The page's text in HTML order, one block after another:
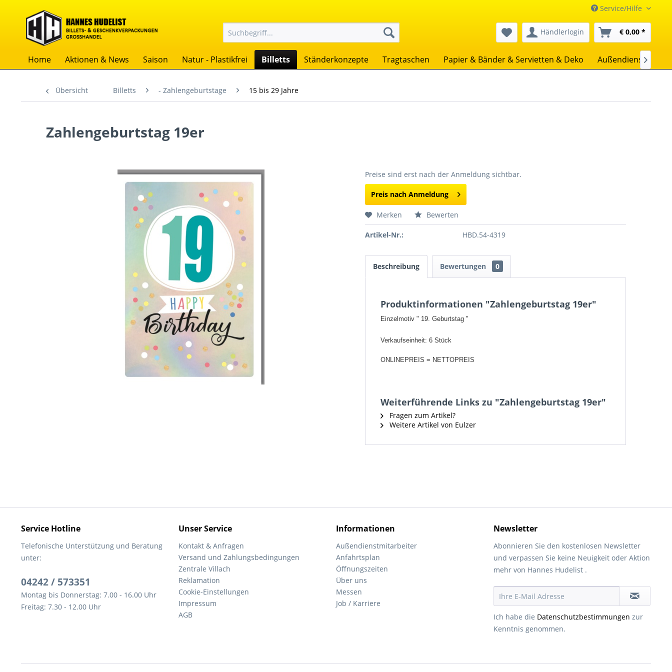
Service/Hilfe
Händlerlogin € 0,00 *
Home Aktionen & News Saison Natur - Plastikfrei Billetts Ständerkonzepte Tragtaschen Papier & Bänder & Servietten & Deko Außendienst
Übersicht Billetts - Zahlengeburtstage 15 bis 29 Jahre
Zahlengeburtstag 19er
Preise sind erst nach der Anmeldung sichtbar.
Preis nach Anmeldung
Merken Bewerten
Artikel-Nr.: HBD.54-4319
Beschreibung Bewertungen 0
Produktinformationen "Zahlengeburtstag 19er"
Einzelmotiv " 19. Geburtstag "
Verkaufseinheit: 6 Stück
ONLINEPREIS = NETTOPREIS
Weiterführende Links zu "Zahlengeburtstag 19er"
Fragen zum Artikel?
Weitere Artikel von Eulzer
Service Hotline
Telefonische Unterstützung und Beratung
unter:
04242 / 573351
Montag bis Donnerstag: 7.00 - 16.00 Uhr
Freitag: 7.30 - 12.00 Uhr
Unser Service
Kontakt & Anfragen
Versand und Zahlungsbedingungen
Zentrale Villach
Reklamation
Cookie-Einstellungen
Impressum
AGB
Informationen
Außendienstmitarbeiter
Anfahrtsplan
Öffnungszeiten
Über uns
Messen
Job / Karriere
Newsletter
Abonnieren Sie den kostenlosen Newsletter
und verpassen Sie keine Neuigkeit oder Aktion
mehr von Hannes Hudelist .
Ich habe die Datenschutzbestimmungen zur
Kenntnis genommen.